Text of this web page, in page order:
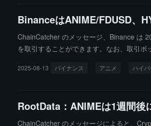
BinanceはANIME/FDUSD、
ChainCatcher のメッセージ、Binance は
を取引することができます。なお、取引ボ
2025-08-13 バイナンス アニメ ハイ
RootData：ANIMEは1週間後
ChainCatcher のメッセージによると、